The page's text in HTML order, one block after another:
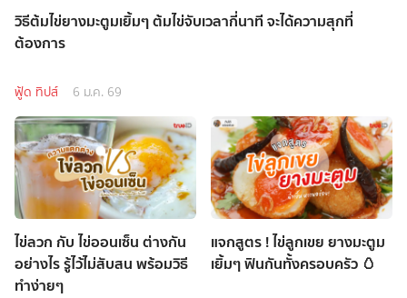
วิธีต้มไข่ยางมะตูมเยิ้มๆ ต้มไข่จับเวลากี่นาที จะได้ความสุกที่
ต้องการ
ฟู้ด ทิปส์ 6 ม.ค. 69
ไข่ลวก กับ ไข่ออนเซ็น ต่างกัน
อย่างไร รู้ไว้ไม่สับสน พร้อมวิธี
ทำง่ายๆ
แจกสูตร ! ไข่ลูกเขย ยางมะตูม
เยิ้มๆ ฟินกันทั้งครอบครัว 🥚